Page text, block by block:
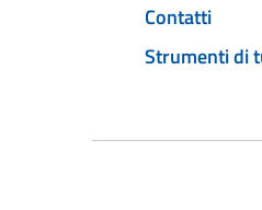
Contatti
Strumenti di